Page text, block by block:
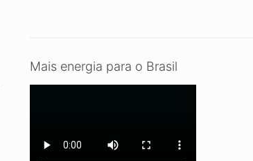
Mais energia para o Brasil